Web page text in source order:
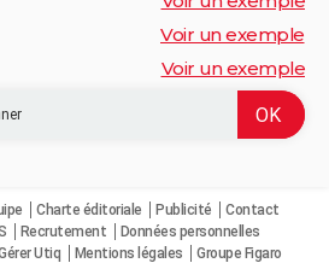
Voir un exemple
Voir un exemple
Charte éditoriale Publicité
Contact
Recrutement
Données personnelles
Utiq Mentions légales Groupe Figaro